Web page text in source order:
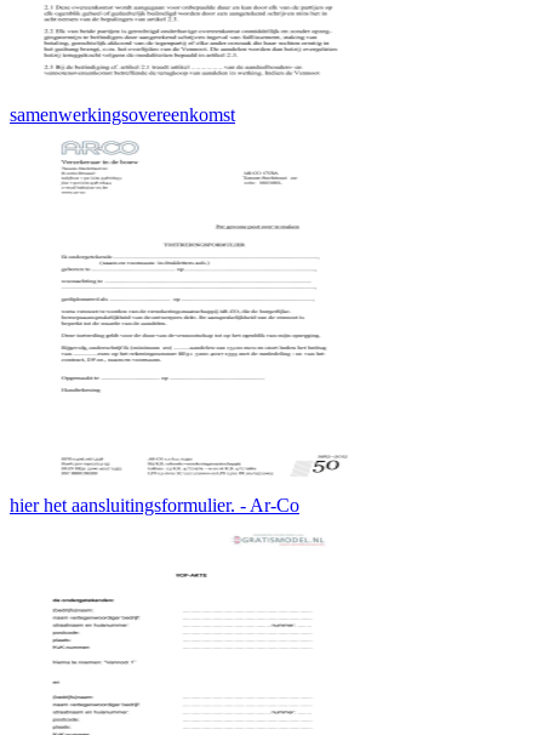
samenwerkingsovereenkomst
hier het aansluitingsformulier. - Ar-Co